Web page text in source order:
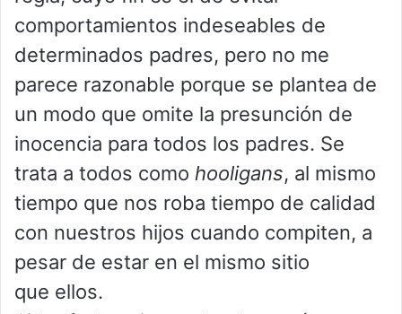
comportamientos indeseables de
determinados padres, pero no me
parece razonable porque se plantea de
un modo que omite la presunción de
inocencia para todos los padres. Se
trata a todos como hooligans, al mismo
tiempo que nos roba tiempo de calidad
con nuestros hijos cuando compiten, a
pesar de estar en el mismo sitio
que ellos.